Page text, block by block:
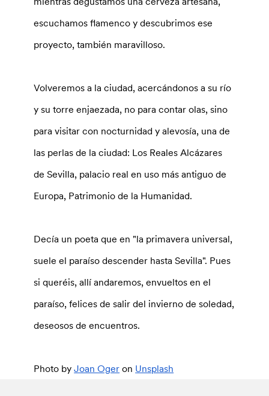
escuchamos flamenco y descubrimos ese
proyecto, también maravilloso.
Volveremos a la ciudad, acercándonos a su río
y su torre enjaezada, no para contar olas, sino
para visitar con nocturnidad y alevosía, una de
las perlas de la ciudad: Los Reales Alcázares
de Sevilla, palacio real en uso más antiguo de
Europa, Patrimonio de la Humanidad.
Decía un poeta que en "la primavera universal,
suele el paraíso descender hasta Sevilla". Pues
si queréis, allí andaremos, envueltos en el
paraíso, felices de salir del invierno de soledad,
deseosos de encuentros.
Photo by Joan Oger on Unsplash